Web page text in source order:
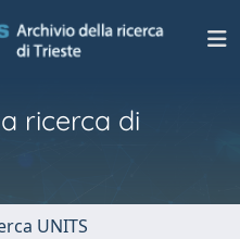
ricerca di
UNITS